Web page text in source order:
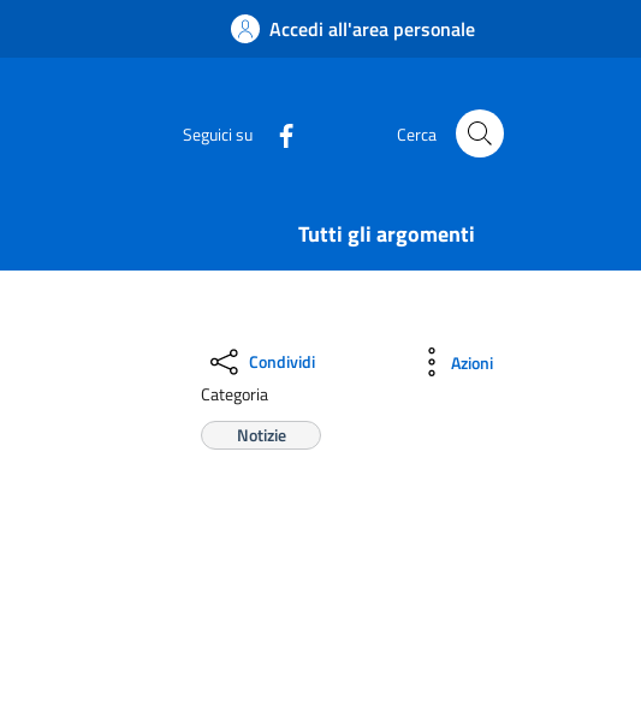
Accedi all'area personale
Seguici su Cerca
Tutti gli argomenti
Categoria
Notizie
Condividi Azioni